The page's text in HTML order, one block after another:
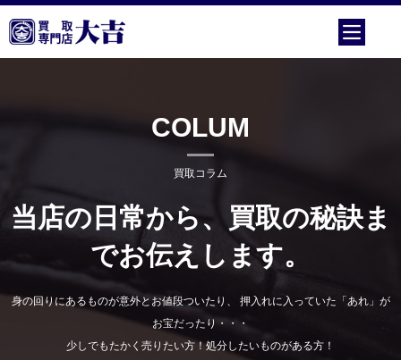
COLUM
買取コラム
当店の日常から、買取の秘訣ま
でお伝えします。
身の回りにあるものが意外とお値段ついたり、 押入れに入っていた「あれ」が
お宝だったり・・・
少しでもたかく売りたい方！処分したいものがある方！